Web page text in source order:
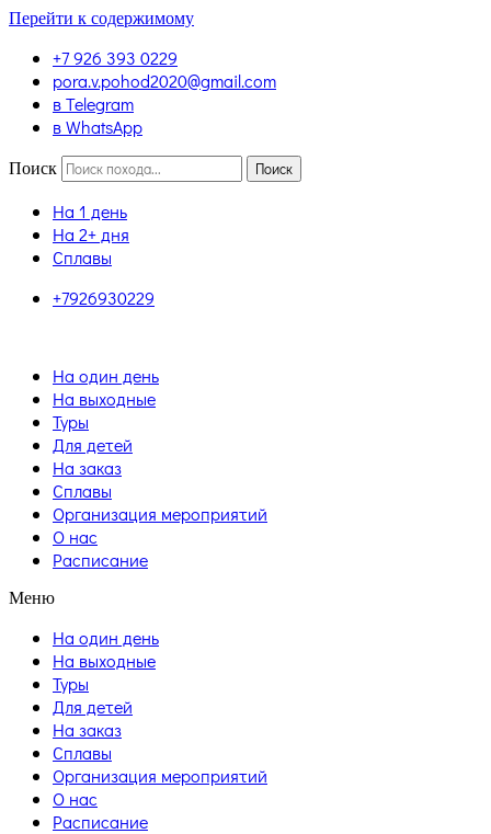
Перейти к содержимому
+7 926 393 0229
pora.v.pohod2020@gmail.com
в Telegram
в WhatsApp
Поиск Поиск
На 1 день
На 2+ дня
Сплавы
+7926930229
На один день
На выходные
Туры
Для детей
На заказ
Сплавы
Организация мероприятий
О нас
Расписание
Меню
На один день
На выходные
Туры
Для детей
На заказ
Сплавы
Организация мероприятий
О нас
Расписание